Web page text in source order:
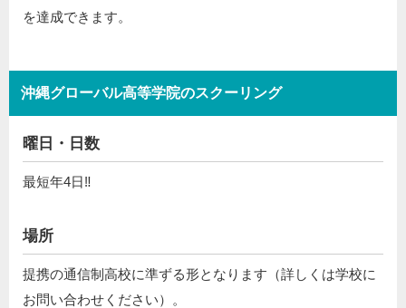
を達成できます。
沖縄グローバル高等学院のスクーリング
曜日・日数
最短年4日‼
場所
提携の通信制高校に準ずる形となります（詳しくは学校に
お問い合わせください）。